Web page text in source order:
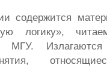
содержится
логику»,
МГУ.